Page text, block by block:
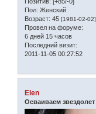
Пол: Женский
Возраст: 45 [1981-02-02]
Провел на форуме:
6 дней 15 часов
Последний визит:
2011-11-05 00:27:52
Elen
Осваиваем звездолет